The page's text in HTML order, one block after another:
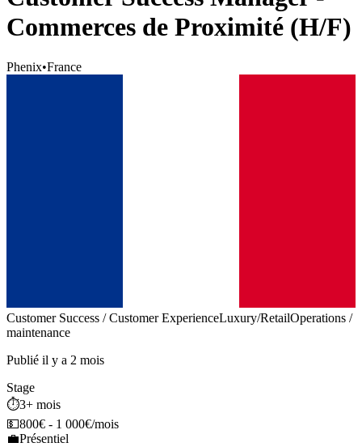
Commerces de Proximité (H/F)
Phenix•France
Customer Success / Customer ExperienceLuxury/RetailOperations /
maintenance
Publié il y a 2 mois
Stage
⏱️3+ mois
💵800€ - 1 000€/mois
💼Présentiel